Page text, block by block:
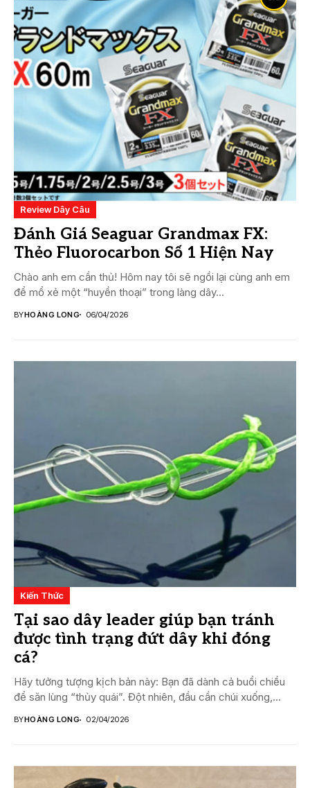
Review Dây Câu
Đánh Giá Seaguar Grandmax FX:
Thẻo Fluorocarbon Số 1 Hiện Nay
Chào anh em cần thủ! Hôm nay tôi sẽ ngồi lại cùng anh em
để mổ xẻ một “huyền thoại” trong làng dây...
BYHOÀNG LONG 06/04/2026
Kiến Thức
Tại sao dây leader giúp bạn tránh
được tình trạng đứt dây khi đóng
cá?
Hãy tưởng tượng kịch bản này: Bạn đã dành cả buổi chiều
để săn lùng “thủy quái”. Đột nhiên, đầu cần chúi xuống,...
BYHOÀNG LONG 02/04/2026